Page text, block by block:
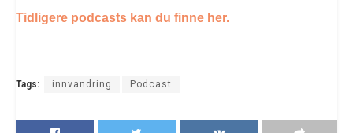
Tidligere podcasts kan du finne her.
Tags: innvandring Podcast